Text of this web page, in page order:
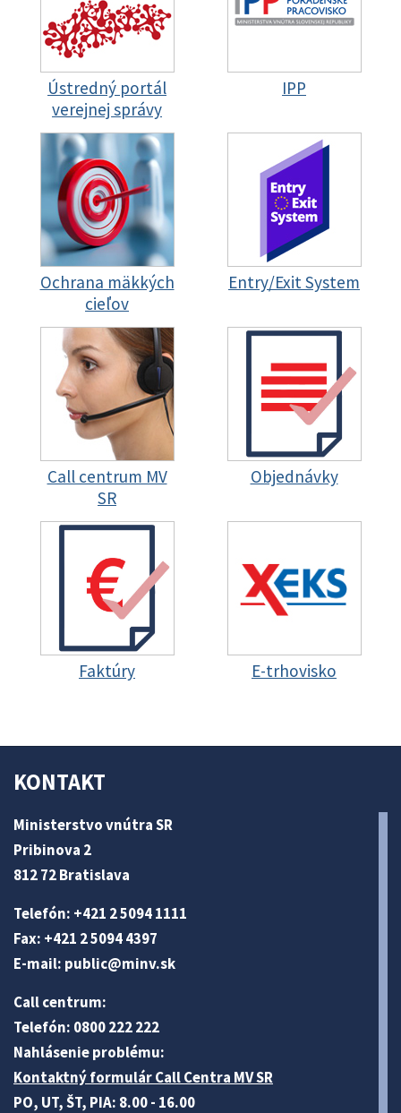
Ústredný portál
verejnej správy
IPP
Ochrana mäkkých
cieľov
Entry/Exit System
Call centrum MV
SR
Objednávky
Faktúry E-trhovisko
KONTAKT
Ministerstvo vnútra SR
Pribinova 2
812 72 Bratislava
Telefón: +421 2 5094 1111
Fax: +421 2 5094 4397
E-mail: public@minv.sk
Call centrum:
Telefón: 0800 222 222
Nahlásenie problému:
Kontaktný formulár Call Centra MV SR
PO, UT, ŠT, PIA: 8.00 - 16.00